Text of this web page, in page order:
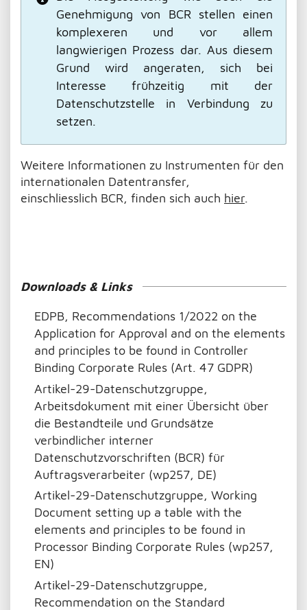
Genehmigung von BCR stellen einen
komplexeren und vor allem
langwierigen Prozess dar. Aus diesem
Grund wird angeraten, sich bei
Interesse frühzeitig mit der
Datenschutzstelle in Verbindung zu
setzen.
Weitere Informationen zu Instrumenten für den
internationalen Datentransfer,
einschliesslich BCR, finden sich auch hier.
EDPB, Recommendations 1/2022 on the
Application for Approval and on the elements
and principles to be found in Controller
Binding Corporate Rules (Art. 47 GDPR)
Artikel-29-Datenschutzgruppe,
Arbeitsdokument mit einer Übersicht über
die Bestandteile und Grundsätze
verbindlicher interner
Datenschutzvorschriften (BCR) für
Auftragsverarbeiter (wp257, DE)
Artikel-29-Datenschutzgruppe, Working
Document setting up a table with the
elements and principles to be found in
Processor Binding Corporate Rules (wp257,
EN)
Artikel-29-Datenschutzgruppe,
Recommendation on the Standard